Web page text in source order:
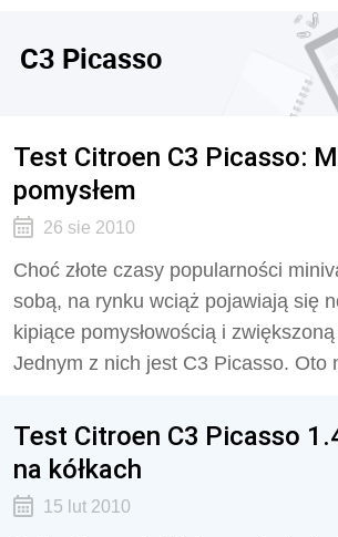
C3 Picasso
Test Citroen C3 Picasso:
pomysłem
26 sie 2010
Choć złote czasy popularności
sobą, na rynku wciąż pojawiają się
kipiące pomysłowością i
Jednym z nich jest C3 Picasso. Oto
Test Citroen C3 Picasso
na kółkach
15 lut 2010